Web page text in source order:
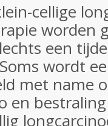
cellige
worden
een
wordt
met name
en